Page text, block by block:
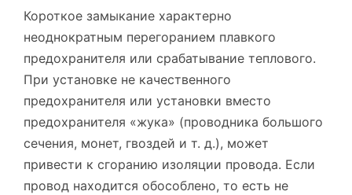
Короткое замыкание характерно
неоднократным перегоранием плавкого
предохранителя или срабатывание теплового.
При установке не качественного
предохранителя или установки вместо
предохранителя «жука» (проводника большого
сечения, монет, гвоздей и т. д.), может
привести к сгоранию изоляции провода. Если
провод находится обособлено, то есть не